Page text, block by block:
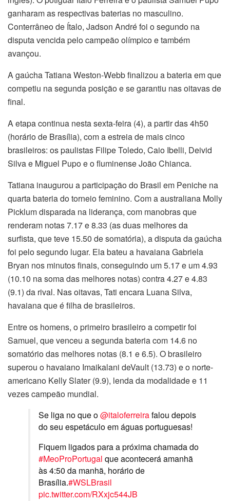
ganharam as respectivas baterias no masculino.
Conterrâneo de Ítalo, Jadson André foi o segundo na
disputa vencida pelo campeão olímpico e também
avançou.
A gaúcha Tatiana Weston-Webb finalizou a bateria em que
competiu na segunda posição e se garantiu nas oitavas de
final.
A etapa continua nesta sexta-feira (4), a partir das 4h50
(horário de Brasília), com a estreia de mais cinco
brasileiros: os paulistas Filipe Toledo, Caio Ibelli, Deivid
Silva e Miguel Pupo e o fluminense João Chianca.
Tatiana inaugurou a participação do Brasil em Peniche na
quarta bateria do torneio feminino. Com a australiana Molly
Picklum disparada na liderança, com manobras que
renderam notas 7.17 e 8.33 (as duas melhores da
surfista, que teve 15.50 de somatória), a disputa da gaúcha
foi pelo segundo lugar. Ela bateu a havaiana Gabriela
Bryan nos minutos finais, conseguindo um 5.17 e um 4.93
(10.10 na soma das melhores notas) contra 4.27 e 4.83
(9.1) da rival. Nas oitavas, Tati encara Luana Silva,
havaiana que é filha de brasileiros.
Entre os homens, o primeiro brasileiro a competir foi
Samuel, que venceu a segunda bateria com 14.6 no
somatório das melhores notas (8.1 e 6.5). O brasileiro
superou o havaiano Imaikalani deVault (13.73) e o norte-
americano Kelly Slater (9.9), lenda da modalidade e 11
vezes campeão mundial.
Se liga no que o@italoferreirafalou depois
do seu espetáculo em águas portuguesas!
Fiquem ligados para a próxima chamada do
#MeoProPortugal que acontecerá amanhã
às 4:50 da manhã, horário de
Brasília.#WSLBrasil
pic.twitter.com/RXxjc544JB